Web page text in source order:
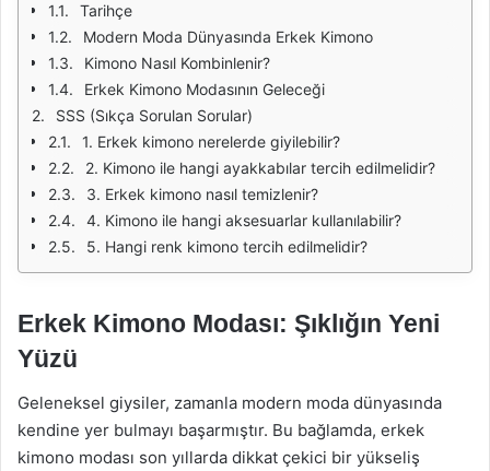
Tarihçe
Modern Moda Dünyasında Erkek Kimono
Kimono Nasıl Kombinlenir?
Erkek Kimono Modasının Geleceği
SSS (Sıkça Sorulan Sorular)
1. Erkek kimono nerelerde giyilebilir?
2. Kimono ile hangi ayakkabılar tercih edilmelidir?
3. Erkek kimono nasıl temizlenir?
4. Kimono ile hangi aksesuarlar kullanılabilir?
5. Hangi renk kimono tercih edilmelidir?
Erkek Kimono Modası: Şıklığın Yeni
Yüzü
Geleneksel giysiler, zamanla modern moda dünyasında
kendine yer bulmayı başarmıştır. Bu bağlamda, erkek
kimono modası son yıllarda dikkat çekici bir yükseliş